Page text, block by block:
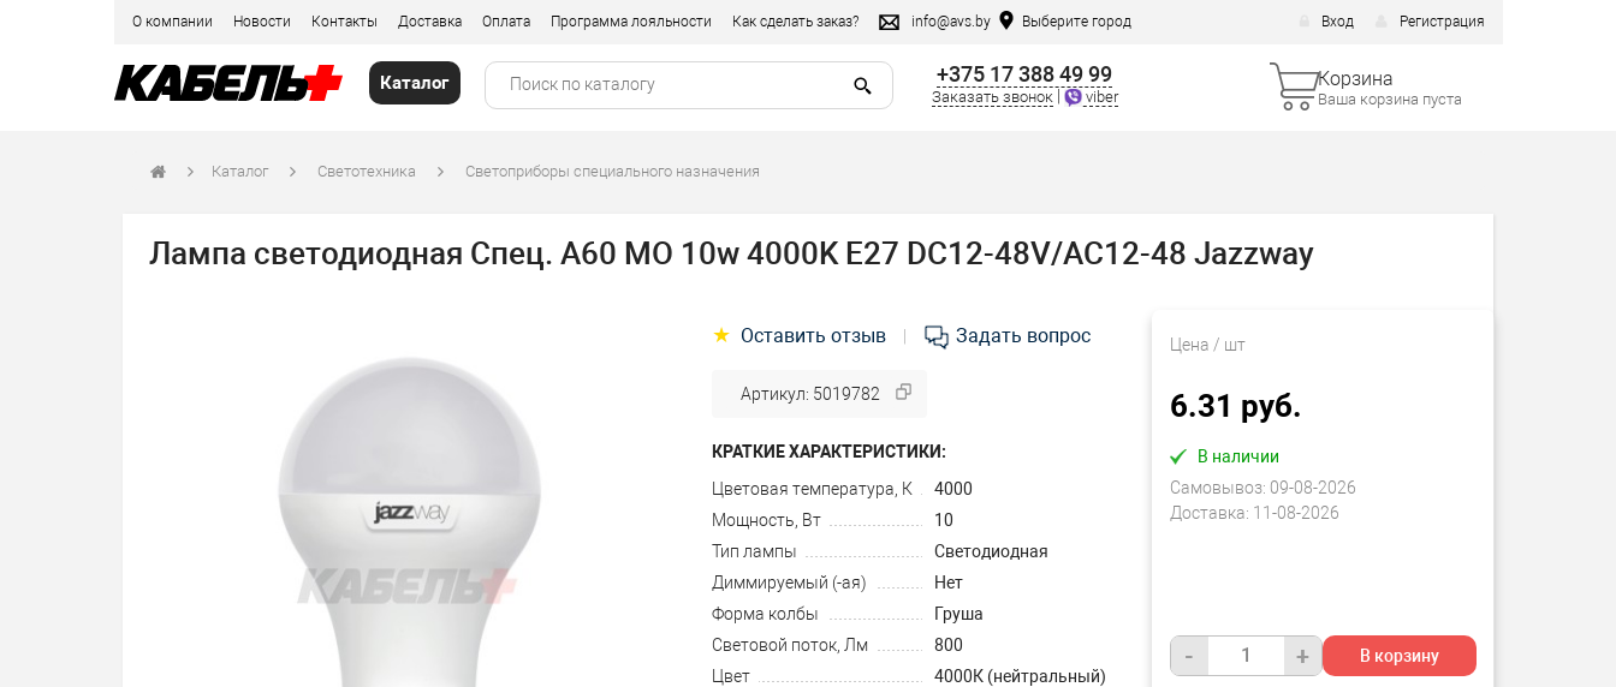
О компании Новости Контакты Доставка Оплата Программа лояльности Как сделать заказ? info@avs.by Выберите город Вход Регистрация
Каталог +375 17 388 49 99
Заказать звонок viber
Корзина
Ваша корзина пуста
Каталог Светотехника Светоприборы специального назначения
Лампа светодиодная Спец. A60 МО 10w 4000K E27 DC12-48V/AC12-48 Jazzway
Цена / шт
6.31 руб.
В наличии
Самовывоз: 09-08-2026
Доставка: 11-08-2026
- + В корзину
★ Оставить отзыв Задать вопрос
Артикул: 5019782
КРАТКИЕ ХАРАКТЕРИСТИКИ:
Цветовая температура, К
4000
Мощность, Вт
10
Тип лампы
Светодиодная
Диммируемый (-ая)
Нет
Форма колбы
Груша
Световой поток, Лм
800
Цвет
4000К (нейтральный)